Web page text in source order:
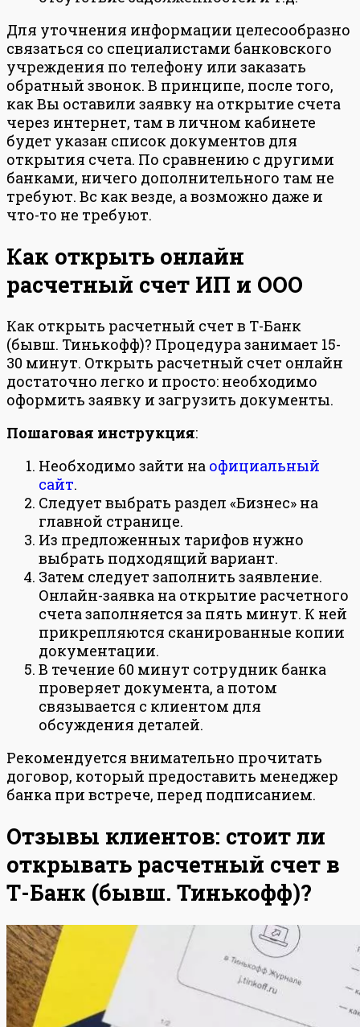
Для уточнения информации целесообразно
связаться со специалистами банковского
учреждения по телефону или заказать
обратный звонок. В принципе, после того,
как Вы оставили заявку на открытие счета
через интернет, там в личном кабинете
будет указан список документов для
открытия счета. По сравнению с другими
банками, ничего дополнительного там не
требуют. Вс как везде, а возможно даже и
что-то не требуют.
Как открыть онлайн
расчетный счет ИП и ООО
Как открыть расчетный счет в Т-Банк
(бывш. Тинькофф)? Процедура занимает 15-
30 минут. Открыть расчетный счет онлайн
достаточно легко и просто: необходимо
оформить заявку и загрузить документы.
Пошаговая инструкция:
Необходимо зайти на официальный
сайт.
Следует выбрать раздел «Бизнес» на
главной странице.
Из предложенных тарифов нужно
выбрать подходящий вариант.
Затем следует заполнить заявление.
Онлайн-заявка на открытие расчетного
счета заполняется за пять минут. К ней
прикрепляются сканированные копии
документации.
В течение 60 минут сотрудник банка
проверяет документа, а потом
связывается с клиентом для
обсуждения деталей.
Рекомендуется внимательно прочитать
договор, который предоставить менеджер
банка при встрече, перед подписанием.
Отзывы клиентов: стоит ли
открывать расчетный счет в
Т-Банк (бывш. Тинькофф)?